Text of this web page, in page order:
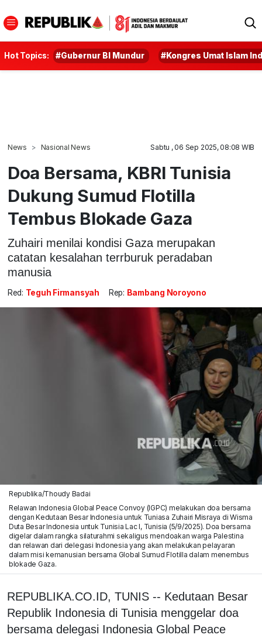
Hot Topics: #Gubernur BI Mundur #Kongres Umat Islam
News Nasional News Sabtu , 06 Sep 2025, 08:08 WIB
Doa Bersama, KBRI Tunisia
Dukung Sumud Flotilla
Tembus Blokade Gaza
Zuhairi menilai kondisi Gaza merupakan
catatan kesalahan terrburuk peradaban
manusia
Red: Teguh Firmansyah Rep: Bambang Noroyono
Republika/Thoudy Badai
Relawan Indonesia Global Peace Convoy (IGPC) melakukan doa bersama
dengan Kedutaan Besar Indonesia untuk Tuniasa Zuhairi Misraya di Wisma
Duta Besar Indonesia untuk Tunisia Lac I, Tunisia (5/9/2025). Doa bersama
digelar dalam rangka silaturahmi sekaligus mendoakan warga Palestina
dan relawan dari delegasi Indonesia yang akan melakukan pelayaran
dalam misi kemanusian bersama Global Sumud Flotilla dalam menembus
blokade Gaza.
REPUBLIKA.CO.ID, TUNIS -- Kedutaan Besar
Republik Indonesia di Tunisia menggelar doa
bersama delegasi Indonesia Global Peace